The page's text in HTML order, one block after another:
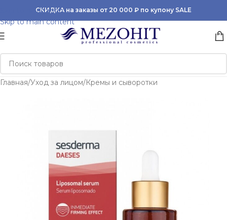
Skip to navigation
Skip to main content
СКИДКА на заказы от 20 000 ₽ по купону SALE
Главная/Уход за лицом/Кремы и сыворотки